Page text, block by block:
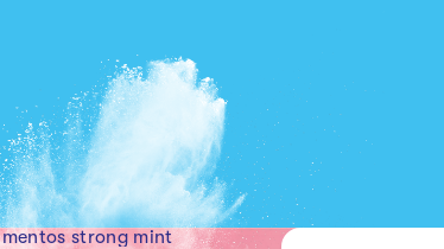
mentos strong mint